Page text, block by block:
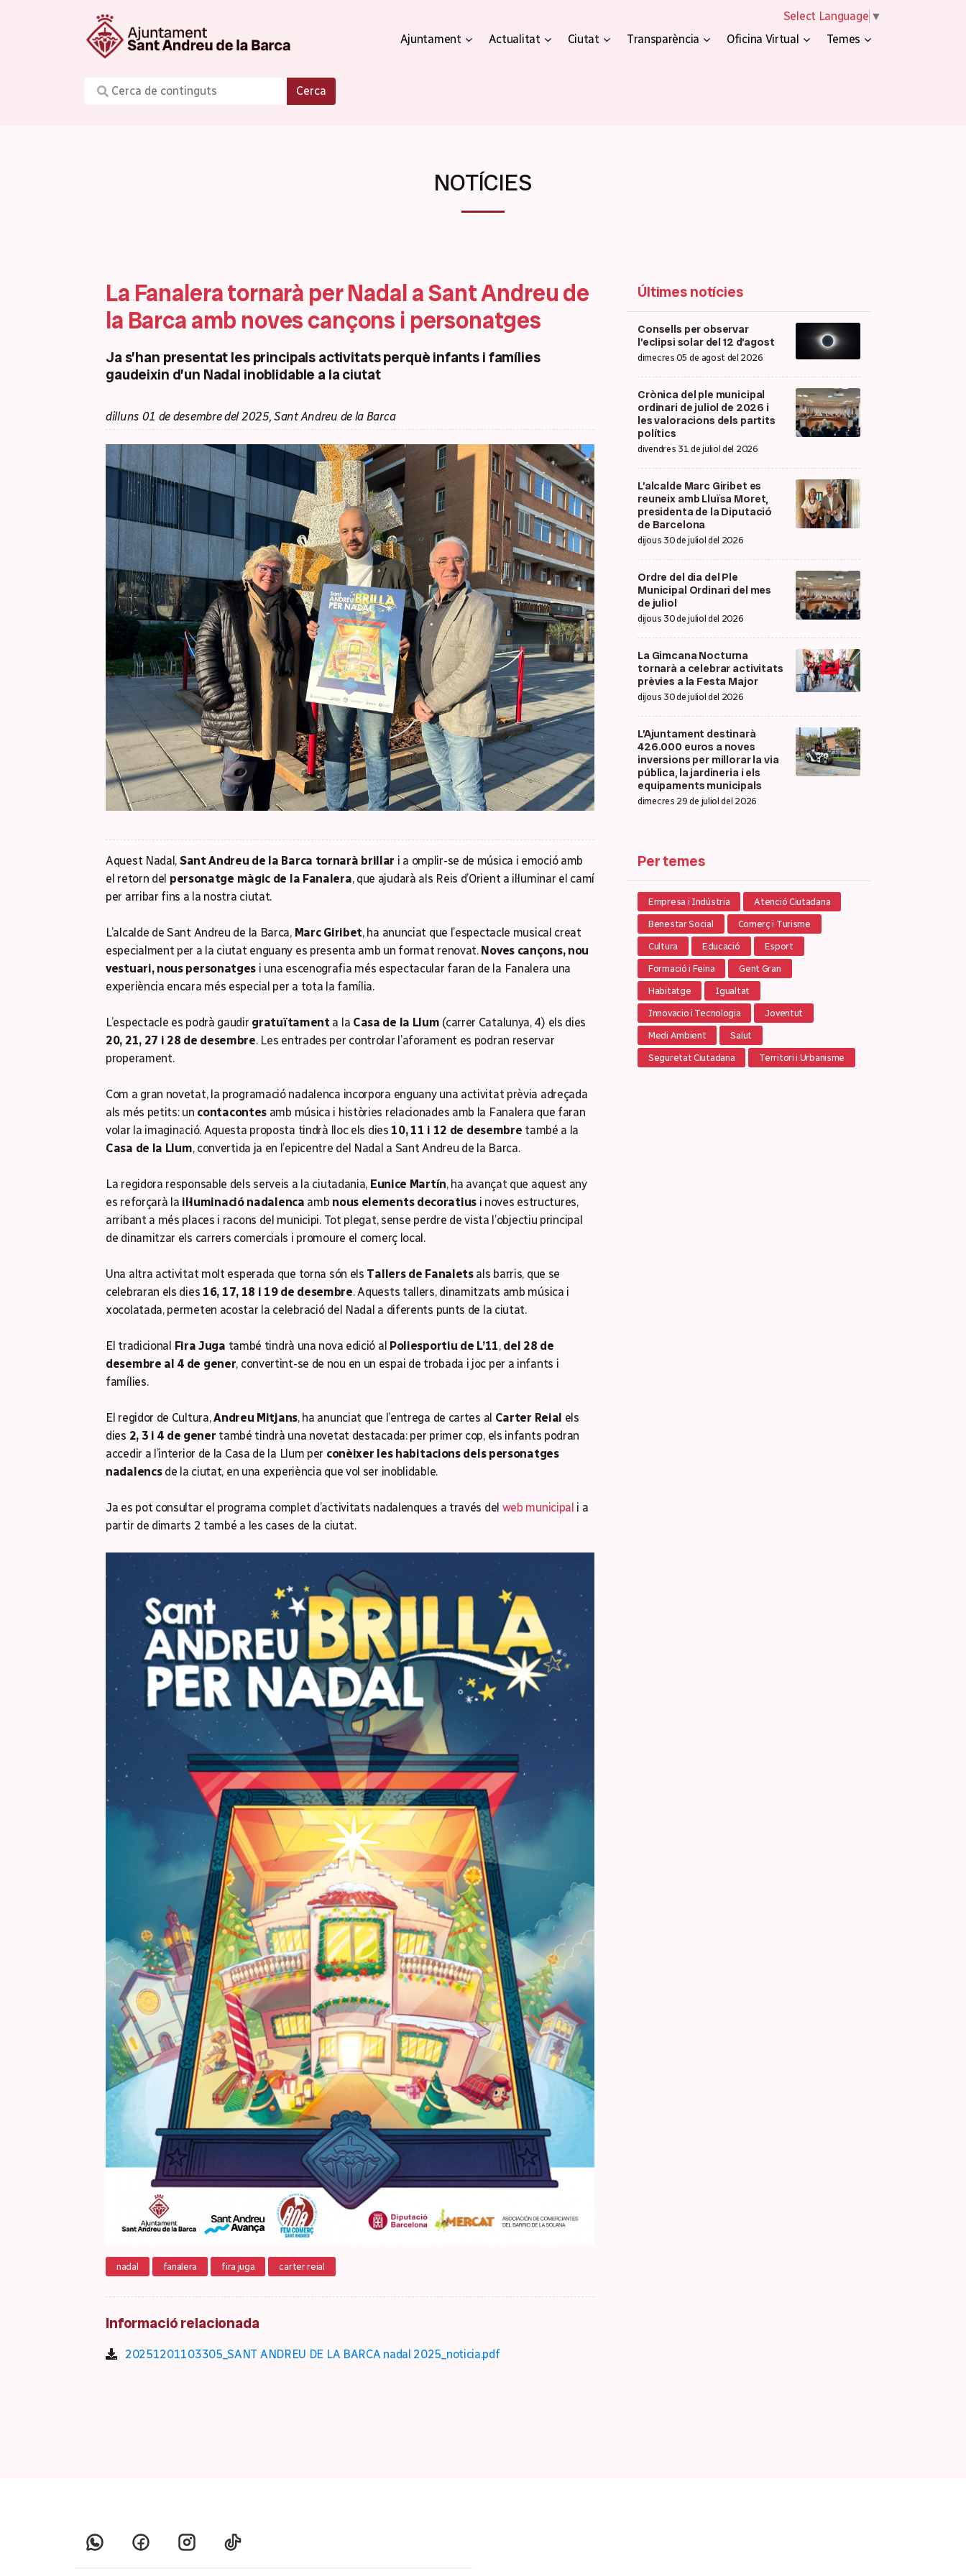
Select Language ▼
Cerca
Ajuntament Actualitat Ciutat Transparència Oficina Virtual Temes
NOTÍCIES
La Fanalera tornarà per Nadal a Sant Andreu de
la Barca amb noves cançons i personatges
Ja s’han presentat les principals activitats perquè infants i famílies
gaudeixin d’un Nadal inoblidable a la ciutat
dilluns 01 de desembre del 2025, Sant Andreu de la Barca
Aquest Nadal, Sant Andreu de la Barca tornarà brillar i a omplir-se de música i emoció amb
el retorn del personatge màgic de la Fanalera, que ajudarà als Reis d’Orient a il·luminar el camí
per arribar fins a la nostra ciutat.
L’alcalde de Sant Andreu de la Barca,Marc Giribet, ha anunciat que l’espectacle musical creat
especialment per a la ciutat enguany es presenta amb un format renovat. Noves cançons, nou
vestuari, nous personatges i una escenografia més espectacular faran de la Fanalera una
experiència encara més especial per a tota la família.
L’espectacle es podrà gaudir gratuïtament a la Casa de la Llum (carrer Catalunya, 4) els dies
20, 21, 27 i 28 de desembre. Les entrades per controlar l’aforament es podran reservar
properament.
Com a gran novetat, la programació nadalenca incorpora enguany una activitat prèvia adreçada
als més petits: un contacontes amb música i històries relacionades amb la Fanalera que faran
volar la imaginació. Aquesta proposta tindrà lloc els dies 10, 11 i 12 de desembre també a la
Casa de la Llum, convertida ja en l’epicentre del Nadal a Sant Andreu de la Barca.
La regidora responsable dels serveis a la ciutadania, Eunice Martín, ha avançat que aquest any
es reforçarà la il·luminaciónadalenca ambnous elements decoratiusi noves estructures,
arribant a més places i racons del municipi. Tot plegat, sense perdre de vista l’objectiu principal
de dinamitzar els carrers comercials i promoure el comerç local.
Una altra activitat molt esperada que torna són els Tallers de Fanaletsals barris, que se
celebraran els dies 16, 17, 18 i 19 de desembre. Aquests tallers, dinamitzats amb música i
xocolatada, permeten acostar la celebració del Nadal a diferents punts de la ciutat.
El tradicional Fira Juga també tindrà una nova edició al Poliesportiu de L’11, del 28 de
desembre al 4 de gener, convertint-se de nou en un espai de trobada i joc per a infants i
famílies.
El regidor de Cultura,Andreu Mitjans, ha anunciat que l’entrega de cartes al Carter Reial els
dies 2, 3 i 4 de gener també tindrà una novetat destacada: per primer cop, els infants podran
accedir a l’interior de la Casa de la Llum per conèixer les habitacions dels personatges
nadalencsde la ciutat, en una experiència que vol ser inoblidable.
Ja es pot consultar el programa complet d’activitats nadalenques a través del web municipal i a
partir de dimarts 2 també a les cases de la ciutat.
nadal fanalera fira juga carter reial
Informació relacionada
20251201103305_SANT ANDREU DE LA BARCA nadal 2025_noticia.pdf
Últimes notícies
Consells per observar
l’eclipsi solar del 12 d’agost
dimecres 05 de agost del 2026
Crònica del ple municipal
ordinari de juliol de 2026 i
les valoracions dels partits
polítics
divendres 31 de juliol del 2026
L’alcalde Marc Giribet es
reuneix amb Lluïsa Moret,
presidenta de la Diputació
de Barcelona
dijous 30 de juliol del 2026
Ordre del dia del Ple
Municipal Ordinari del mes
de juliol
dijous 30 de juliol del 2026
La Gimcana Nocturna
tornarà a celebrar activitats
prèvies a la Festa Major
dijous 30 de juliol del 2026
L’Ajuntament destinarà
426.000 euros a noves
inversions per millorar la via
pública, la jardineria i els
equipaments municipals
dimecres 29 de juliol del 2026
Per temes
Empresa i Indústria Atenció Ciutadana
Benestar Social Comerç i Turisme
Cultura Educació Esport
Formació i Feina Gent Gran
Habitatge Igualtat
Innovacio i Tecnologia Joventut
Medi Ambient Salut
Seguretat Ciutadana Territori i Urbanisme